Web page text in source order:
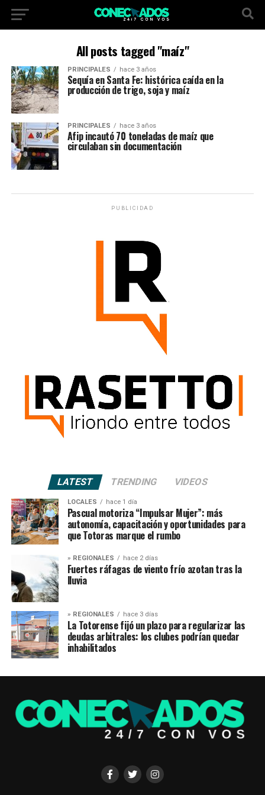
All posts tagged "maíz"
PRINCIPALES hace 3 años
Sequía en Santa Fe: histórica caída en la
producción de trigo, soja y maíz
PRINCIPALES hace 3 años
Afip incautó 70 toneladas de maíz que
circulaban sin documentación
PUBLICIDAD
LATEST TRENDING VIDEOS
LOCALES hace 1 día
Pascual motoriza “Impulsar Mujer”: más
autonomía, capacitación y oportunidades para
que Totoras marque el rumbo
» REGIONALES hace 2 días
Fuertes ráfagas de viento frío azotan tras la
lluvia
» REGIONALES hace 3 días
La Totorense fijó un plazo para regularizar las
deudas arbitrales: los clubes podrían quedar
inhabilitados